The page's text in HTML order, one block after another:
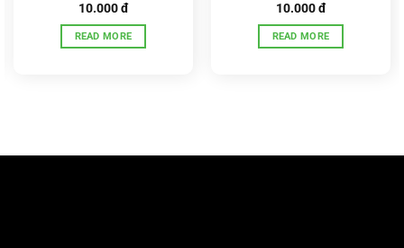
10.000đ
READ MORE
10.000đ
READ MORE